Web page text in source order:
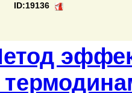
ID:19136